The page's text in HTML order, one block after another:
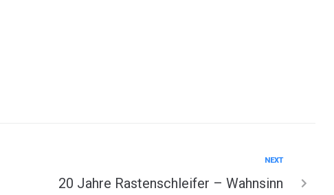
NEXT
20 Jahre Rastenschleifer – Wahnsinn